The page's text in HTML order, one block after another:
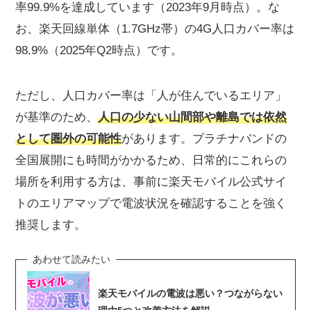
率99.9%を達成しています（2023年9月時点）。な
お、楽天回線単体（1.7GHz帯）の4G人口カバー率は
98.9%（2025年Q2時点）です。
ただし、人口カバー率は「人が住んでいるエリア」
が基準のため、 人口の少ない山間部や離島では依然
として圏外の可能性があります。プラチナバンドの
全国展開にも時間がかかるため、日常的にこれらの
場所を利用する方は、事前に楽天モバイル公式サイ
トのエリアマップで電波状況を確認することを強く
推奨します。
楽天モバイルの電波は悪い？つながらない